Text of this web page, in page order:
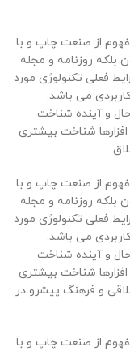
از صنعت چاپ و با
بلکه روزنامه و مجله
فعلی تکنولوژی مورد
می باشد.
و آینده شناخت
شناخت بیشتری
از صنعت چاپ و با
بلکه روزنامه و مجله
فعلی تکنولوژی مورد
می باشد.
و آینده شناخت
شناخت بیشتری
و فرهنگ پیشرو در
از صنعت چاپ و با